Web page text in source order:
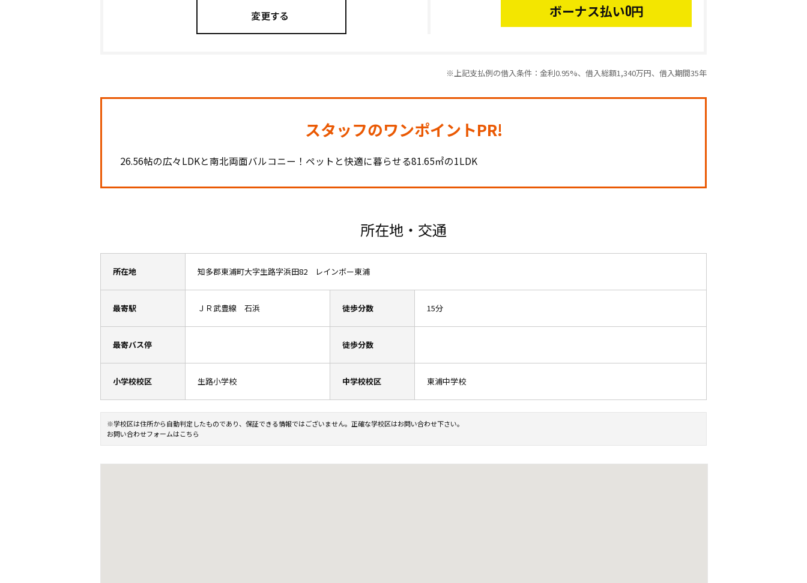
ボーナス払い0円
※上記支払例の借入条件：金利0.95%、借入総額1,340万円、借入期間35年
スタッフのワンポイントPR!
26.56帖の広々LDKと南北両面バルコニー！ペットと快適に暮らせる81.65㎡の1LDK
所在地・交通
所在地 知多郡東浦町大字生路字浜田82 レインボー東浦
最寄駅 ＪＲ武豊線 石浜 徒歩分数 15分
最寄バス停 徒歩分数
小学校校区 生路小学校 中学校校区 東浦中学校
※学校区は住所から自動判定したものであり、保証できる情報ではございません。正確な学校区はお問い合わせ下さい。
お問い合わせフォームはこちら